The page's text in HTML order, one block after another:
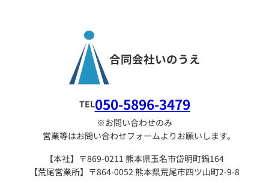
合同会社いのうえ
TEL050-5896-3479
※お問い合わせのみ
営業等はお問い合わせフォームよりお願いします。
【本社】〒869-0211 熊本県玉名市岱明町鍋164
【荒尾営業所】〒864-0052 熊本県荒尾市四ツ山町2-9-8